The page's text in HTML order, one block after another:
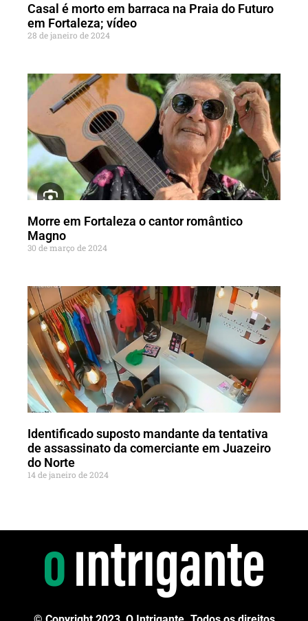
Casal é morto em barraca na Praia do Futuro
em Fortaleza; vídeo
28 de janeiro de 2024
Morre em Fortaleza o cantor romântico
Magno
30 de março de 2024
Identificado suposto mandante da tentativa
de assassinato da comerciante em Juazeiro
do Norte
14 de janeiro de 2024